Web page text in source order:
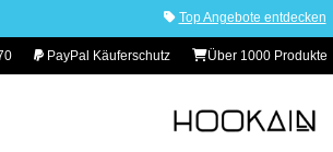
Top Angebote entdecken
PayPal Käuferschutz Über 1000 Produkte